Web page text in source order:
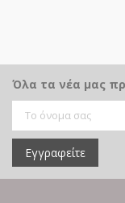
Όλα τα νέα μας
Εγγραφείτε